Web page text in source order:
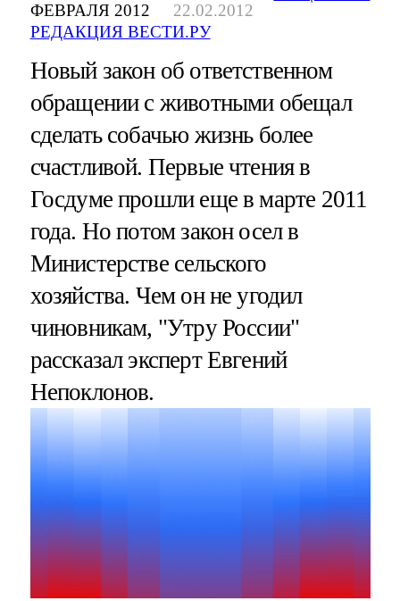
ФЕВРАЛЯ 2012
22.02.2012
РЕДАКЦИЯ ВЕСТИ.РУ
Новый закон об ответственном
обращении с животными обещал
сделать собачью жизнь более
счастливой. Первые чтения в
Госдуме прошли еще в марте 2011
года. Но потом закон осел в
Министерстве сельского
хозяйства. Чем он не угодил
чиновникам, "Утру России"
рассказал эксперт Евгений
Непоклонов.